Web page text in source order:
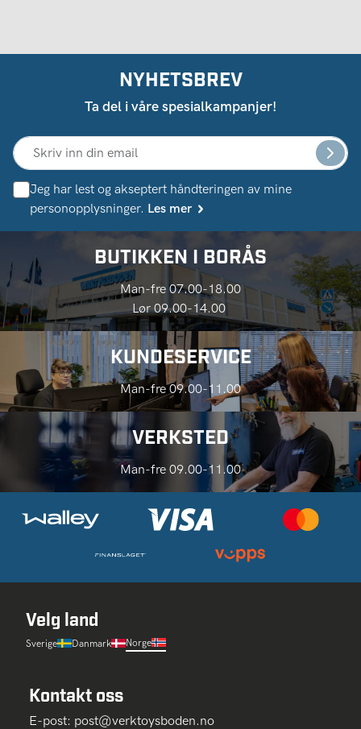
NYHETSBREV
Ta del i våre spesialkampanjer!
Jeg har lest og akseptert håndteringen av mine
personopplysninger. Les mer
BUTIKKEN I BORÅS
Man-fre 07.00-18.00
Lør 09.00-14.00
KUNDESERVICE
Man-fre 09.00-11.00
VERKSTED
Man-fre 09.00-11.00
Velg land
Sverige Danmark Norge
Kontakt oss
E-post: post@verktoysboden.no